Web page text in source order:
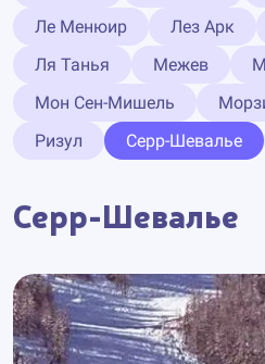
Ле Менюир
Лез Арк
Ля Танья
Межев
Мон Сен-Мишель
Ризул
Серр-Шевалье
Серр-Шевалье